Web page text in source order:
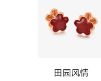
田园风情